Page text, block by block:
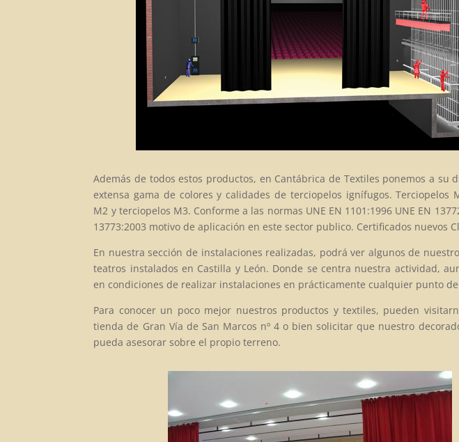
Además de todos estos productos, en Cantábrica de Textiles ponemos a su
extensa gama de colores y calidades de terciopelos ignífugos. Terciopelos
M2 y terciopelos M3. Conforme a las normas UNE EN 1101:1996 UNE EN
13773:2003 motivo de aplicación en este sector publico. Certificados nuevos
En nuestra sección de instalaciones realizadas, podrá ver algunos de
teatros instalados en Castilla y León. Donde se centra nuestra actividad,
en condiciones de realizar instalaciones en prácticamente cualquier punto de
Para conocer un poco mejor nuestros productos y textiles, pueden
tienda de Gran Vía de San Marcos nº 4 o bien solicitar que nuestro
pueda asesorar sobre el propio terreno.